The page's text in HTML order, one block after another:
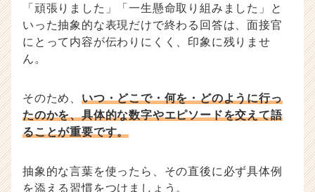
「頑張りました」「一生懸命取り組みました」と
いった抽象的な表現だけで終わる回答は、面接官
にとって内容が伝わりにくく、印象に残りませ
ん。
そのため、 いつ・どこで・何を・どのように行っ
たのかを、具体的な数字やエピソードを交えて語
ることが重要です。
抽象的な言葉を使ったら、その直後に必ず具体例
を添える習慣をつけましょう。